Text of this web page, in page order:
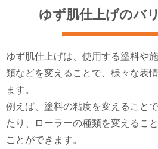
ゆず肌仕上げのバ
ゆず肌仕上げは、使用する塗料や
類などを変えることで、様々な表
ます。
例えば、塗料の粘度を変えること
たり、ローラーの種類を変えるこ
ことができます。